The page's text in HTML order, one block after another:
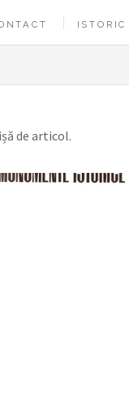
ISTORIC
de articol.